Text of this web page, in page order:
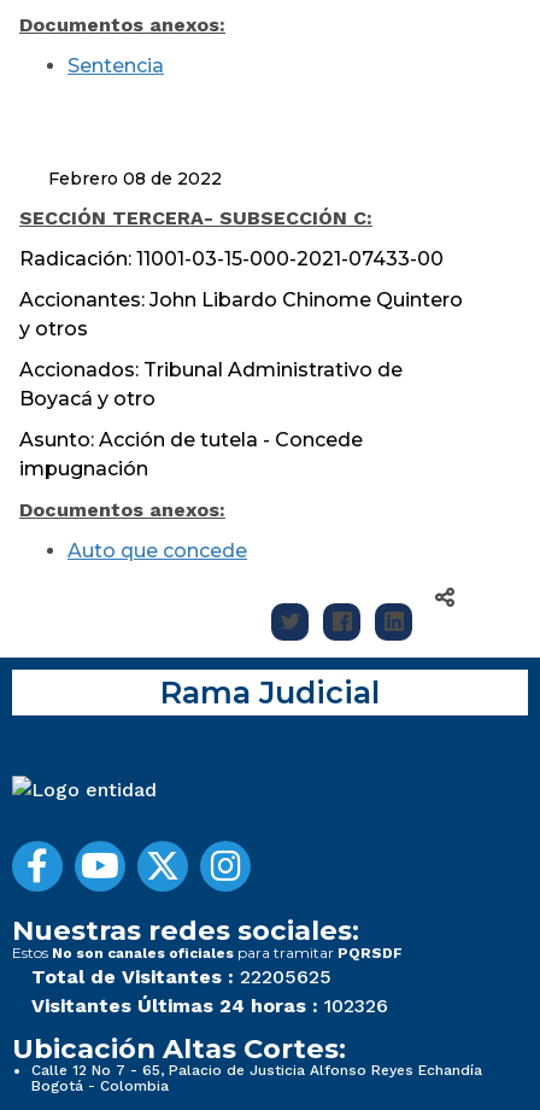
Documentos anexos:
Sentencia
Febrero 08 de 2022
SECCIÓN TERCERA- SUBSECCIÓN C:
Radicación: 11001-03-15-000-2021-07433-00
Accionantes: John Libardo Chinome Quintero
y otros
Accionados: Tribunal Administrativo de
Boyacá y otro
Asunto: Acción de tutela - Concede
impugnación
Documentos anexos:
Auto que concede
Rama Judicial
Nuestras redes sociales:
Estos No son canales oficiales para tramitar PQRSDF
Total de Visitantes : 22205625
Visitantes Últimas 24 horas : 102326
Ubicación Altas Cortes:
Calle 12 No 7 - 65, Palacio de Justicia Alfonso Reyes Echandía
Bogotá - Colombia